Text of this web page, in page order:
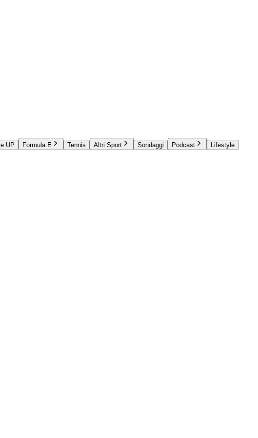
UP Formula E Tennis Altri Sport Sondaggi Podcast Lifestyle